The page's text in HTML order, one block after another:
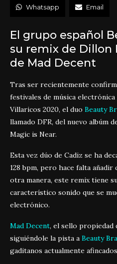
Whatsapp Email
El grupo español
su remix de Dillon
de Mad Decent
Tras ser recientemente
festivales de música
Villaricos 2020, el duo Beauty
llamado DFR, del nuevo albúm
Magic is Near.
Esta vez dúo de Cadiz se ha
128 bpm, pero hace falta
otra manera, este remix tiene
característico sonido que se
electrónico.
Mad Decent, el sello propiedad
siguiéndole la pista a Beauty
gaditanos actualmente